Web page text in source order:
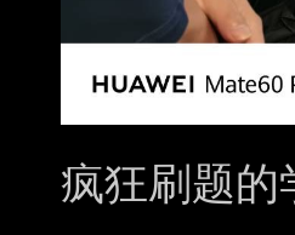
疯狂刷题的